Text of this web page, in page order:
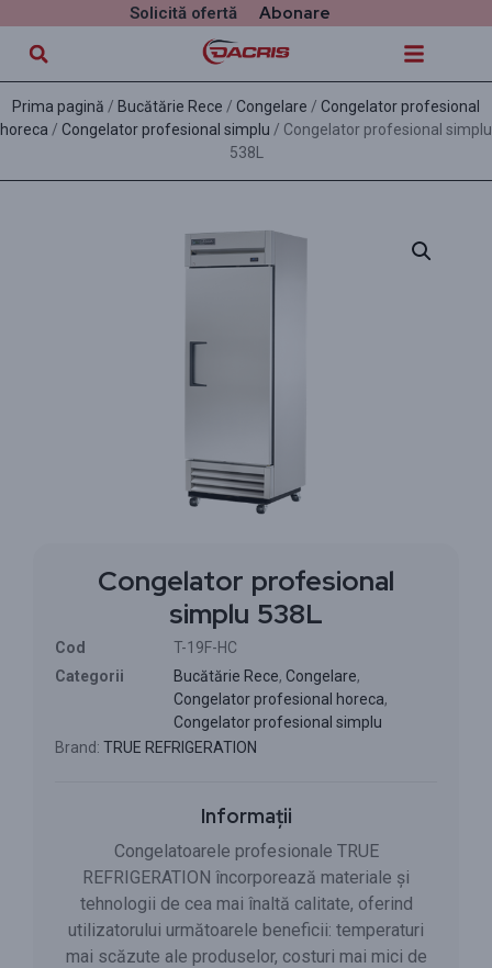
Solicită ofertă Abonare
Prima pagină / Bucătărie Rece / Congelare / Congelator profesional
horeca / Congelator profesional simplu / Congelator profesional simplu
538L
Congelator profesional
simplu 538L
Cod
T-19F-HC
Categorii
Bucătărie Rece, Congelare,
Congelator profesional horeca,
Congelator profesional simplu
Brand: TRUE REFRIGERATION
Informații
Congelatoarele profesionale TRUE
REFRIGERATION încorporează materiale și
tehnologii de cea mai înaltă calitate, oferind
utilizatorului următoarele beneficii: temperaturi
mai scăzute ale produselor, costuri mai mici de